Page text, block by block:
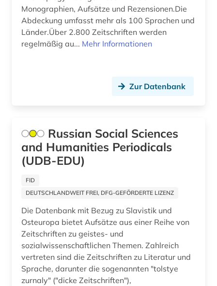
linguistik (4)
litauen (1)
lusitanistik (2)
länderkunde (1)
makrosoziologie (1)
manchester university press (1)
marktdaten (1)
mathematik (3)
medienwissenschaft (2)
Monographien, Aufsätze und Rezensionen.Die
Abdeckung umfasst mehr als 100 Sprachen und
Länder.Über 2.800 Zeitschriften werden
regelmäßig au... Mehr Informationen
Zur Datenbank
Russian Social Sciences
and Humanities Periodicals
(UDB-EDU)
FID
DEUTSCHLANDWEIT FREI, DFG-GEFÖRDERTE LIZENZ
Die Datenbank mit Bezug zu Slavistik und
Osteuropa bietet Aufsätze aus einer Reihe von
Zeitschriften zu geistes- und
sozialwissenschaftlichen Themen. Zahlreich
vertreten sind die Zeitschriften zu Literatur und
Sprache, darunter die sogenannten "tolstye
zurnaly" ("dicke Zeitschriften"),